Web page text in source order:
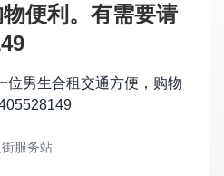
便利。有需要请
位男生合租交通方便，购物
街服务站